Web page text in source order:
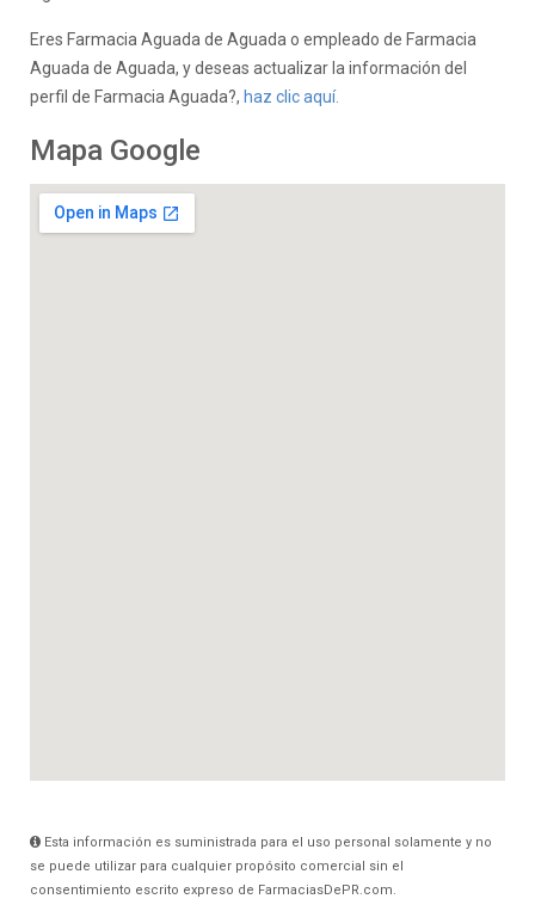
Eres Farmacia Aguada de Aguada o empleado de Farmacia
Aguada de Aguada, y deseas actualizar la información del
perfil de Farmacia Aguada?, haz clic aquí.
Mapa Google
Esta información es suministrada para el uso personal solamente y no
se puede utilizar para cualquier propósito comercial sin el
consentimiento escrito expreso de FarmaciasDePR.com.